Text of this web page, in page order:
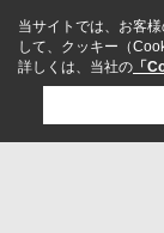
当サイトでは、お客
して、クッキー（
詳しくは、当社の 「